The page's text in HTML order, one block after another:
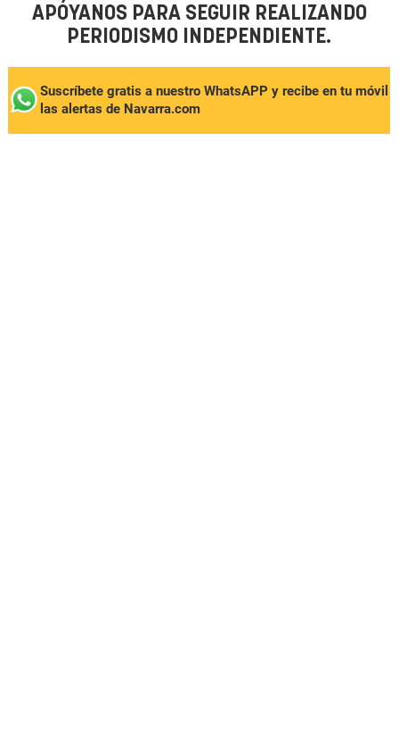
APÓYANOS PARA SEGUIR REALIZANDO
PERIODISMO INDEPENDIENTE.
Suscríbete gratis a nuestro WhatsAPP y recibe en tu móvil
las alertas de Navarra.com